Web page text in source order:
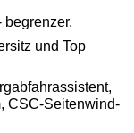
begrenzer.
und Top
CSC-Seitenwind-